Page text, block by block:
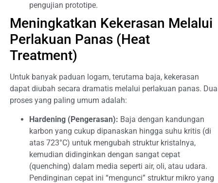
pengujian prototipe.
Meningkatkan Kekerasan Melalui
Perlakuan Panas (Heat
Treatment)
Untuk banyak paduan logam, terutama baja, kekerasan
dapat diubah secara dramatis melalui perlakuan panas. Dua
proses yang paling umum adalah:
Hardening (Pengerasan): Baja dengan kandungan
karbon yang cukup dipanaskan hingga suhu kritis (di
atas 723°C) untuk mengubah struktur kristalnya,
kemudian didinginkan dengan sangat cepat
(quenching) dalam media seperti air, oli, atau udara.
Pendinginan cepat ini “mengunci” struktur mikro yang